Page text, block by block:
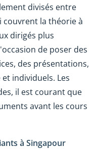
divisés entre
couvrent la théorie à
dirigés plus
de poser des
des présentations,
individuels. Les
il est courant que
avant les cours
à Singapour